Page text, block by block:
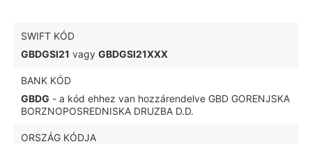
SWIFT KÓD
GBDGSI21 vagy GBDGSI21XXX
BANK KÓD
GBDG - a kód ehhez van hozzárendelve GBD GORENJSKA
BORZNOPOSREDNISKA DRUZBA D.D.
ORSZÁG KÓDJA